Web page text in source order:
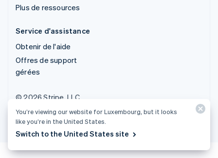
Plus de ressources
Service d'assistance
Obtenir de l'aide
Offres de support
gérées
© 2026 Stripe, LLC
You’re viewing our website for Luxembourg, but it looks
like you’re in the United States.
Switch to the United States site